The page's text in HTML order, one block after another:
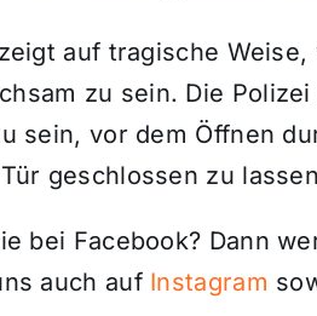
auf tragische
zu sein. Die
sein, vor dem Öffnen
geschlossen zu
bei Facebook? Dann
auch auf Instagram